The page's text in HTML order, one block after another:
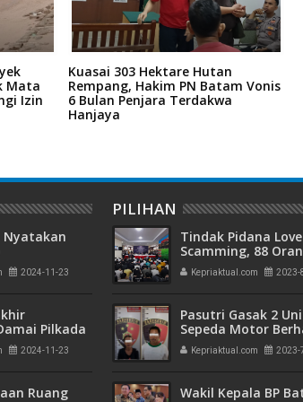
Mata
Izin
Kuasai 303 Hektare Hutan
Rempang, Hakim PN Batam Vonis
6 Bulan Penjara Terdakwa
Hanjaya
Nyatakan
Kembali
oleh KPU
2024-11-23
Pilkada
Nur Gelar
Bersama
2024-11-23
Ruang
PILIHAN
Tindak Pidana Love
Scamming, 88
Pelaku Ditangkap
Kepri dan Polisi
Kepriaktual.com 2023-
Pasutri Gasak 2
Sepeda Motor
Ringkus Polisi
Kepriaktual.com 2023-
Wakil Kepala BP